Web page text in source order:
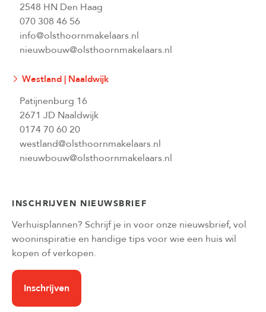
2548 HN Den Haag
070 308 46 56
info@olsthoornmakelaars.nl
nieuwbouw@olsthoornmakelaars.nl
Westland | Naaldwijk
Patijnenburg 16
2671 JD Naaldwijk
0174 70 60 20
westland@olsthoornmakelaars.nl
nieuwbouw@olsthoornmakelaars.nl
INSCHRIJVEN NIEUWSBRIEF
Verhuisplannen? Schrijf je in voor onze nieuwsbrief, vol
wooninspiratie en handige tips voor wie een huis wil
kopen of verkopen.
Inschrijven